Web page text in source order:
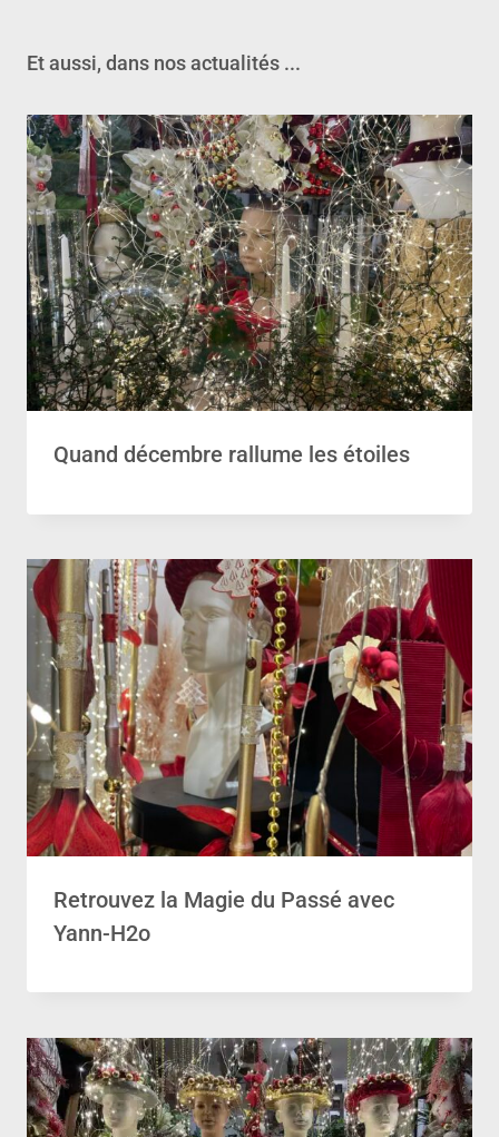
Et aussi, dans nos actualités ...
Quand décembre rallume les étoiles
Retrouvez la Magie du Passé avec
Yann-H2o